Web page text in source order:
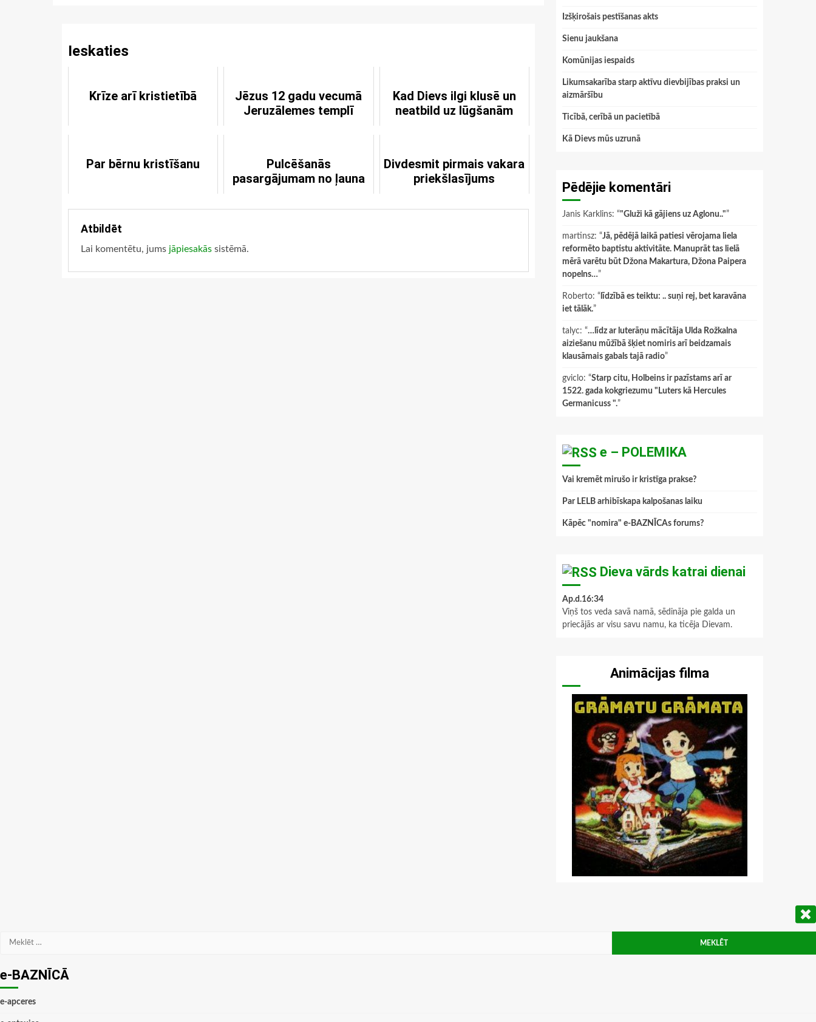
Ieskaties
Krīze arī kristietībā
Jēzus 12 gadu vecumā
Jeruzālemes templī
Kad Dievs ilgi klusē un
neatbild uz lūgšanām
Par bērnu kristīšanu
Pulcēšanās
pasargājumam no ļauna
Divdesmit pirmais vakara
priekšlasījums
Atbildēt
Lai komentētu, jums jāpiesakās sistēmā.
Izšķirošais pestīšanas akts
Sienu jaukšana
Komūnijas iespaids
Likumsakarība starp aktīvu dievbijības praksi un
aizmāršību
Ticībā, cerībā un pacietībā
Kā Dievs mūs uzrunā
Pēdējie komentāri
Janis Karklins: “"Gluži kā gājiens uz Aglonu.."”
martinsz: “Jā, pēdējā laikā patiesi vērojama liela
reformēto baptistu aktivitāte. Manuprāt tas lielā
mērā varētu būt Džona Makartura, Džona Paipera
nopelns…”
Roberto: “ līdzībā es teiktu: .. suņi rej, bet karavāna
iet tālāk.”
talyc: “…līdz ar luterāņu mācītāja Ulda Rožkalna
aiziešanu mūžībā šķiet nomiris arī beidzamais
klausāmais gabals tajā radio”
gviclo: “Starp citu, Holbeins ir pazīstams arī ar
1522. gada kokgriezumu "Luters kā Hercules
Germanicuss ".”
e – POLEMIKA
Vai kremēt mirušo ir kristīga prakse?
Par LELB arhibīskapa kalpošanas laiku
Kāpēc "nomira" e-BAZNĪCAs forums?
Dieva vārds katrai dienai
Ap.d.16:34
Viņš tos veda savā namā, sēdināja pie galda un
priecājās ar visu savu namu, ka ticēja Dievam.
Animācijas filma
Meklēt:
e-BAZNĪCĀ
e-apceres